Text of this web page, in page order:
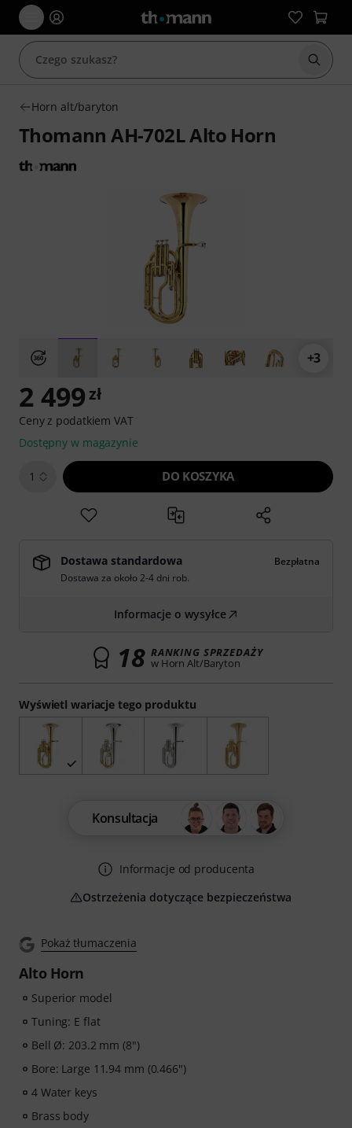
Horn alt/baryton
Thomann AH-702L Alto Horn
+3
Pokaż tłumaczenia
Alto Horn
Superior model
Tuning: E flat
Bell Ø: 203.2 mm (8")
Bore: Large 11.94 mm (0.466")
4 Water keys
Brass body
Wyświetl wariacje tego produktu
2 499zł
Ceny z podatkiem VAT
Dostępny w magazynie
1 DO KOSZYKA
Dostawa standardowa
Bezpłatna
Dostawa za około 2-4 dni rob.
Informacje o wysyłce
18 RANKING SPRZEDAŻY
w Horn Alt/Baryton
Konsultacja
Informacje od producenta
Ostrzeżenia dotyczące bezpieczeństwa